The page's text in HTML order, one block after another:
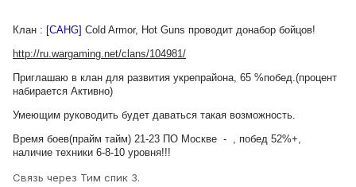
Клан : [CAHG] Cold Armor, Hot Guns проводит донабор бойцов!
http://ru.wargaming.net/clans/104981/
Приглашаю в клан для развития укрепрайона, 65 %побед.(процент
набирается Активно)
Умеющим руководить будет даваться такая возможность.
Время боев(прайм тайм) 21-23 ПО Москве - , побед 52%+,
наличие техники 6-8-10 уровня!!!
Связь через Тим спик 3.